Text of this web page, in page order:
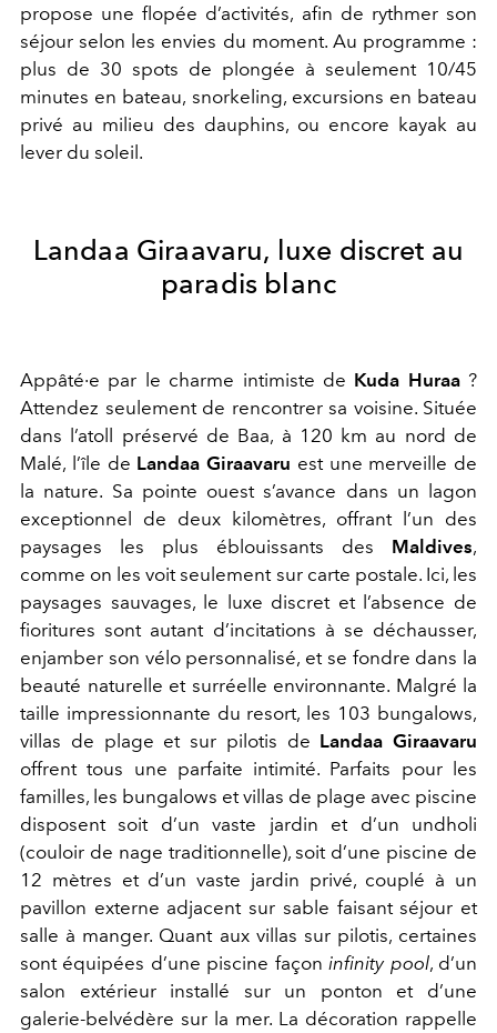
propose une flopée d’activités, afin de rythmer son
séjour selon les envies du moment. Au programme :
plus de 30 spots de plongée à seulement 10/45
minutes en bateau, snorkeling, excursions en bateau
privé au milieu des dauphins, ou encore kayak au
lever du soleil.
Landaa Giraavaru, luxe discret au
paradis blanc
Appâté·e par le charme intimiste de Kuda Huraa?
Attendez seulement de rencontrer sa voisine. Située
dans l’atoll préservé de Baa, à 120 km au nord de
Malé, l’île de Landaa Giraavaru est une merveille de
la nature. Sa pointe ouest s’avance dans un lagon
exceptionnel de deux kilomètres, offrant l’un des
paysages les plus éblouissants des Maldives,
comme on les voit seulement sur carte postale. Ici, les
paysages sauvages, le luxe discret et l’absence de
fioritures sont autant d’incitations à se déchausser,
enjamber son vélo personnalisé, et se fondre dans la
beauté naturelle et surréelle environnante. Malgré la
taille impressionnante du resort, les 103 bungalows,
villas de plage et sur pilotis de Landaa Giraavaru
offrent tous une parfaite intimité. Parfaits pour les
familles, les bungalows et villas de plage avec piscine
disposent soit d’un vaste jardin et d’un undholi
(couloir de nage traditionnelle), soit d’une piscine de
12 mètres et d’un vaste jardin privé, couplé à un
pavillon externe adjacent sur sable faisant séjour et
salle à manger. Quant aux villas sur pilotis, certaines
sont équipées d’une piscine façon infinity pool, d’un
salon extérieur installé sur un ponton et d’une
galerie‐belvédère sur la mer. La décoration rappelle